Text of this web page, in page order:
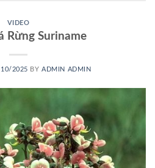
VIDEO
Rừng Suriname
2025 BYADMIN ADMIN